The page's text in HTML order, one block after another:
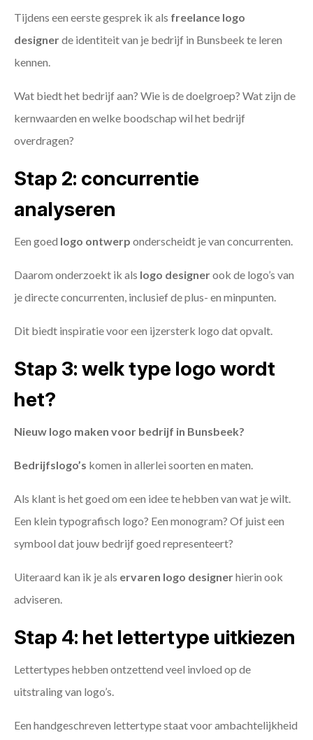
Tijdens een eerste gesprek ik als freelance logo
designerde identiteit van je bedrijf in Bunsbeek te leren
kennen.
Wat biedt het bedrijf aan? Wie is de doelgroep? Wat zijn de
kernwaarden en welke boodschap wil het bedrijf
overdragen?
Stap 2: concurrentie
analyseren
Een goed logo ontwerp onderscheidt je van concurrenten.
Daarom onderzoekt ik als logo designerook de logo’s van
je directe concurrenten, inclusief de plus- en minpunten.
Dit biedt inspiratie voor een ijzersterk logo dat opvalt.
Stap 3: welk type logo wordt
het?
Nieuw logo maken voor bedrijf in Bunsbeek?
Bedrijfslogo’s komen in allerlei soorten en maten.
Als klant is het goed om een idee te hebben van wat je wilt.
Een klein typografisch logo? Een monogram? Of juist een
symbool dat jouw bedrijf goed representeert?
Uiteraard kan ik je als ervaren logo designerhierin ook
adviseren.
Stap 4: het lettertype uitkiezen
Lettertypes hebben ontzettend veel invloed op de
uitstraling van logo’s.
Een handgeschreven lettertype staat voor ambachtelijkheid